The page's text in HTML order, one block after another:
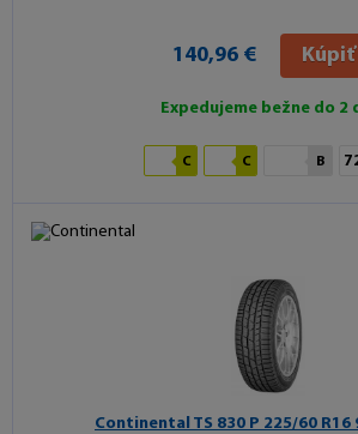
140,96 € Kúpiť
Expedujeme bežne do 2
C C B
Continental TS 830 P 225/60 R16